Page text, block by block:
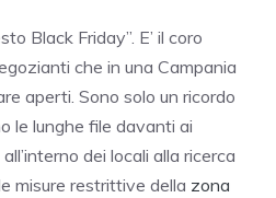
Black Friday”. E’ il coro
che in una Campania
aperti. Sono solo un ricordo
le lunghe file davanti ai
dei locali alla ricerca
misure restrittive della zona